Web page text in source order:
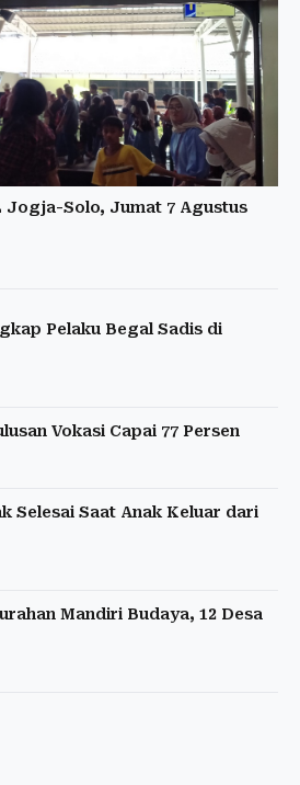
Jogja-Solo, Jumat 7 Agustus
Pelaku Begal Sadis di
Vokasi Capai 77 Persen
Selesai Saat Anak Keluar dari
Mandiri Budaya, 12 Desa